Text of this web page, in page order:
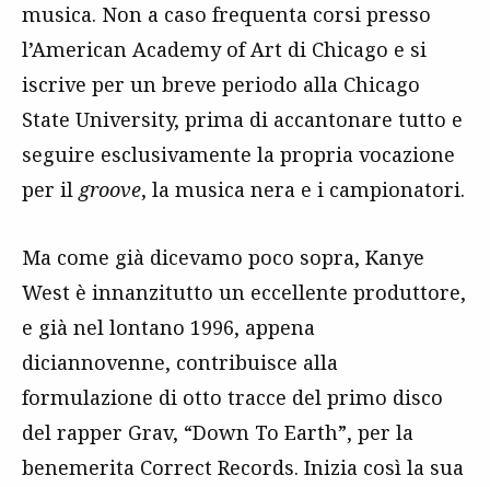
musica. Non a caso frequenta corsi presso
l’American Academy of Art di Chicago e si
iscrive per un breve periodo alla Chicago
State University, prima di accantonare tutto e
seguire esclusivamente la propria vocazione
per il groove, la musica nera e i campionatori.
Ma come già dicevamo poco sopra, Kanye
West è innanzitutto un eccellente produttore,
e già nel lontano 1996, appena
diciannovenne, contribuisce alla
formulazione di otto tracce del primo disco
del rapper Grav, “Down To Earth”, per la
benemerita Correct Records. Inizia così la sua